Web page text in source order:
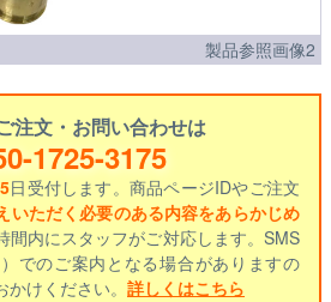
製品参照画像2
注文・お問い合わせは
1725-3175
日受付します。商品ページIDやご注文
いただく必要のある内容をあらかじめ
間内にスタッフがご対応します。SMS
でのご案内となる場合がありますの
けください。 詳しくはこちら